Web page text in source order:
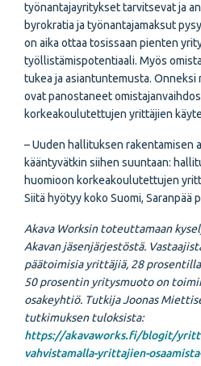
työnantajayritykset tarvitsevat ja
byrokratia ja työnantajamaksut
on aika ottaa tosissaan pienten
työllistämispotentiaali. Myös
tukea ja asiantuntemusta.
ovat panostaneet
korkeakoulutettujen yrittäjien
– Uuden hallituksen rakentamisen
kääntyvätkin siihen suuntaan:
huomioon korkeakoulutettujen
Siitä hyötyy koko Suomi, Saranpää
Akava Worksin toteuttamaan
Akavan jäsenjärjestöstä.
päätoimisia yrittäjiä, 28
50 prosentin yritysmuoto on
osakeyhtiö. Tutkija Joonas
tutkimuksen tuloksista:
https://akavaworks.fi/blogit/
vahvistamalla-yrittajien-